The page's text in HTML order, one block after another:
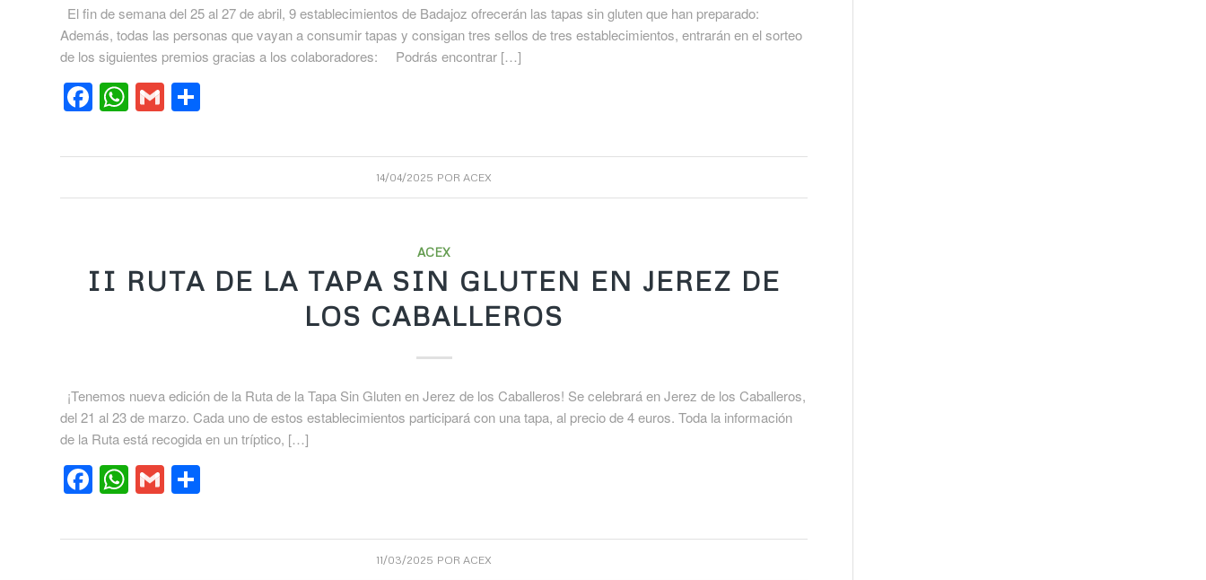
El fin de semana del 25 al 27 de abril, 9 establecimientos de Badajoz ofrecerán las tapas sin gluten que han preparado:
Además, todas las personas que vayan a consumir tapas y consigan tres sellos de tres establecimientos, entrarán en el sorteo
de los siguientes premios gracias a los colaboradores: Podrás encontrar […]
Facebook
WhatsApp
Gmail
14/04/2025 POR ACEX
ACEX
II RUTA DE LA TAPA SIN GLUTEN EN JEREZ DE
LOS CABALLEROS
¡Tenemos nueva edición de la Ruta de la Tapa Sin Gluten en Jerez de los Caballeros! Se celebrará en Jerez de los Caballeros,
del 21 al 23 de marzo. Cada uno de estos establecimientos participará con una tapa, al precio de 4 euros. Toda la información
de la Ruta está recogida en un tríptico, […]
Facebook
WhatsApp
Gmail
11/03/2025 POR ACEX